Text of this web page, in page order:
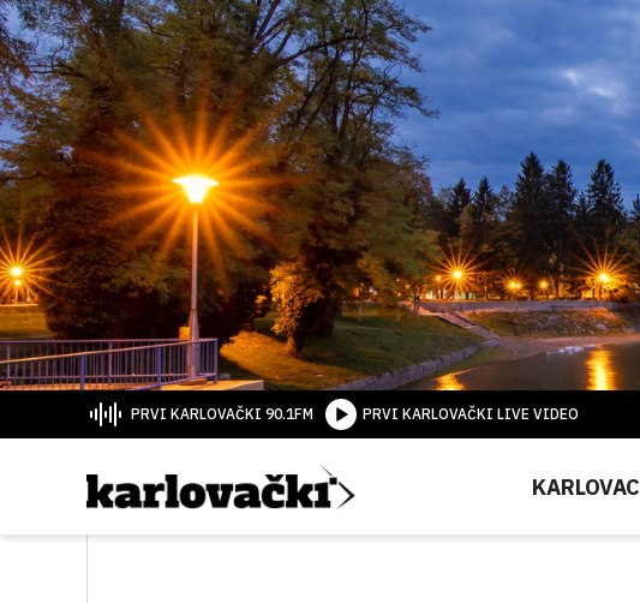
PRVI KARLOVAČKI 90.1FM PRVI KARLOVAČKI LIVE VIDEO
KARLOVAC